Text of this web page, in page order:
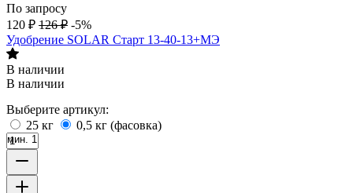
По запросу
120 ₽ 126 ₽ -5%
Удобрение SOLAR Старт 13-40-13+МЭ
В наличии
В наличии
Выберите артикул:
25 кг
0,5 кг (фасовка)
мин. 1